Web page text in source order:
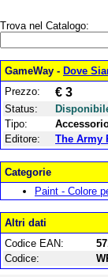
Trova nel Catalogo:
GameWay - Dove
Prezzo:
€ 3
Status:
Tipo:
Editore:
The Army
Categorie
Paint - Colore
Altri dati
Codice EAN:
Codice: